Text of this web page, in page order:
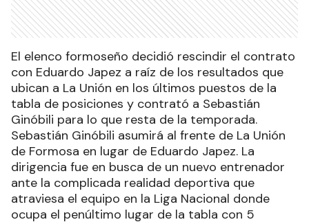
El elenco formoseño decidió rescindir el contrato
con Eduardo Japez a raíz de los resultados que
ubican a La Unión en los últimos puestos de la
tabla de posiciones y contrató a Sebastián
Ginóbili para lo que resta de la temporada.
Sebastián Ginóbili asumirá al frente de La Unión
de Formosa en lugar de Eduardo Japez. La
dirigencia fue en busca de un nuevo entrenador
ante la complicada realidad deportiva que
atraviesa el equipo en la Liga Nacional donde
ocupa el penúltimo lugar de la tabla con 5